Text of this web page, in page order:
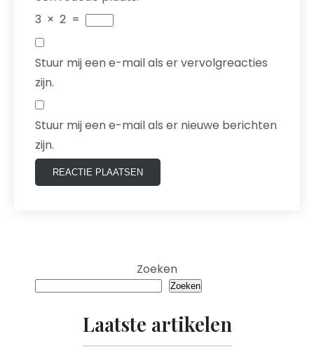
3 × 2 =
Stuur mij een e-mail als er vervolgreacties
zijn.
Stuur mij een e-mail als er nieuwe berichten
zijn.
Zoeken
Zoeken
Laatste artikelen